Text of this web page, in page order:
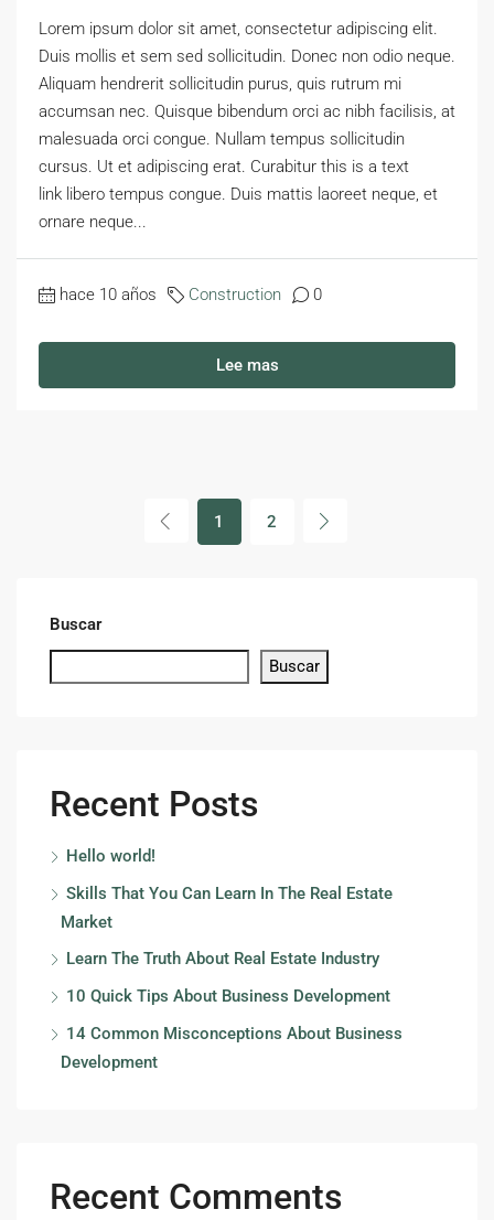
Lorem ipsum dolor sit amet, consectetur adipiscing elit.
Duis mollis et sem sed sollicitudin. Donec non odio neque.
Aliquam hendrerit sollicitudin purus, quis rutrum mi
accumsan nec. Quisque bibendum orci ac nibh facilisis, at
malesuada orci congue. Nullam tempus sollicitudin
cursus. Ut et adipiscing erat. Curabitur this is a text
link libero tempus congue. Duis mattis laoreet neque, et
ornare neque...
hace 10 años Construction 0
Lee mas
1 2
Buscar
Buscar
Recent Posts
Hello world!
Skills That You Can Learn In The Real Estate
Market
Learn The Truth About Real Estate Industry
10 Quick Tips About Business Development
14 Common Misconceptions About Business
Development
Recent Comments